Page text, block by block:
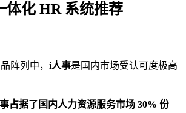
体化 HR 系统推荐
阵列中， i人事是国内市场受认可度极高
占据了国内人力资源服务市场 30% 份